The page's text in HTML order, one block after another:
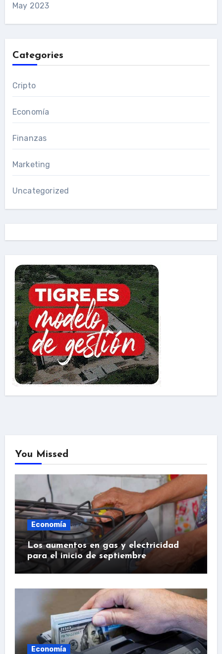
May 2023
Categories
Cripto
Economía
Finanzas
Marketing
Uncategorized
You Missed
Economía
Los aumentos en gas y electricidad
para el inicio de septiembre
Economía